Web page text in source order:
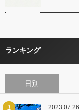
ランキング
日別
1 2023.07.26